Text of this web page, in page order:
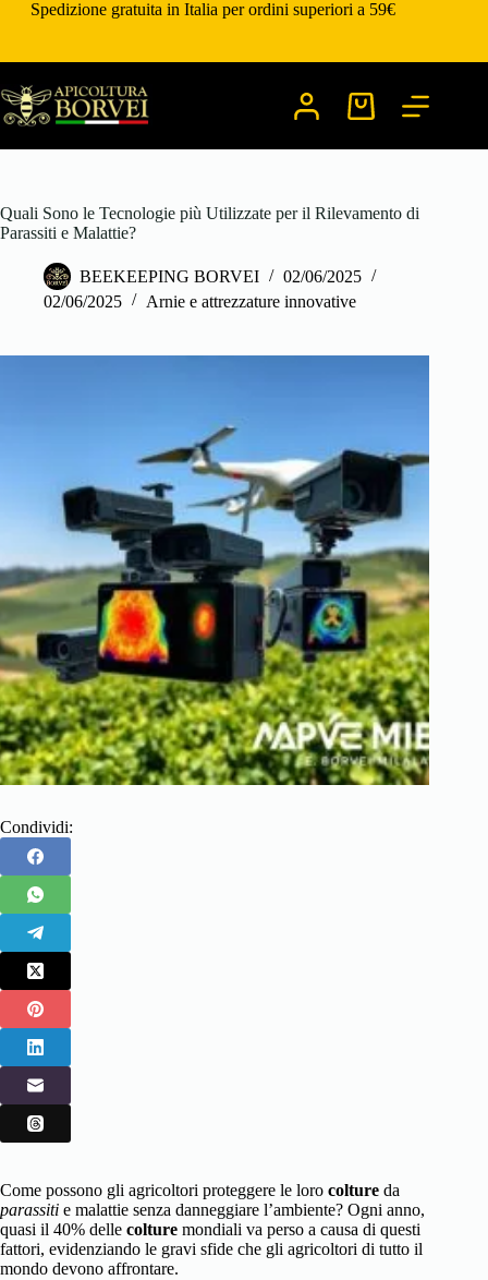
SaltaSpedizione gratuita in Italia per ordini superiori a 59€
Carrello
Quali Sono le Tecnologie più Utilizzate per il Rilevamento di
Parassiti e Malattie?
BEEKEEPING BORVEI
02/06/2025
02/06/2025
Arnie e attrezzature innovative
Condividi:
Come possono gli agricoltori proteggere le loro colture da
parassiti e malattie senza danneggiare l’ambiente? Ogni anno,
quasi il 40% delle colture mondiali va perso a causa di questi
fattori, evidenziando le gravi sfide che gli agricoltori di tutto il
mondo devono affrontare.